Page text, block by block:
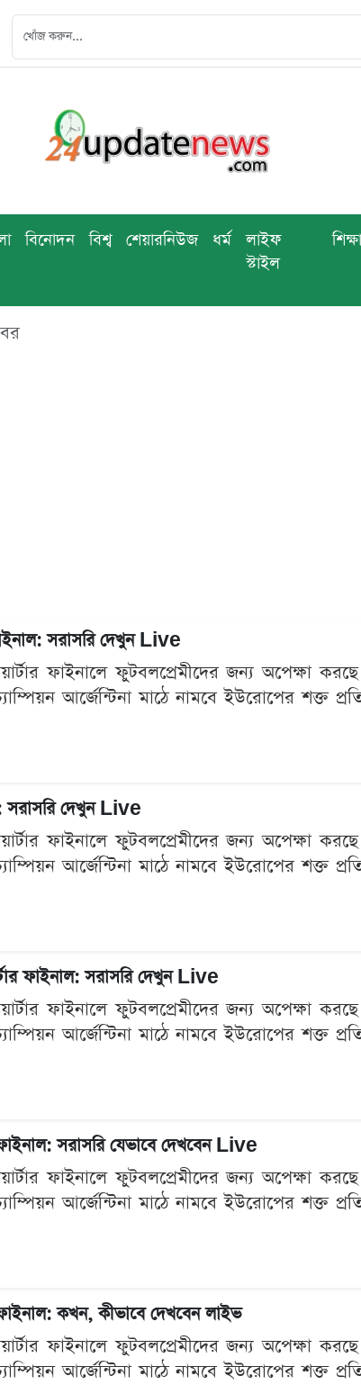
বিনোদন বিশ্ব শেয়ারনিউজ ধর্ম
লাইফ
স্টাইল
সরাসরি দেখুন Live
ফাইনালে ফুটবলপ্রেমীদের জন্য অপেক্ষা
আর্জেন্টিনা মাঠে নামবে ইউরোপের শক্ত
সরাসরি দেখুন Live
ফাইনালে ফুটবলপ্রেমীদের জন্য অপেক্ষা
আর্জেন্টিনা মাঠে নামবে ইউরোপের শক্ত
ফাইনাল: সরাসরি দেখুন Live
ফাইনালে ফুটবলপ্রেমীদের জন্য অপেক্ষা
আর্জেন্টিনা মাঠে নামবে ইউরোপের শক্ত
সরাসরি যেভাবে দেখবেন Live
ফাইনালে ফুটবলপ্রেমীদের জন্য অপেক্ষা
আর্জেন্টিনা মাঠে নামবে ইউরোপের শক্ত
কখন, কীভাবে দেখবেন লাইভ
ফাইনালে ফুটবলপ্রেমীদের জন্য অপেক্ষা
আর্জেন্টিনা মাঠে নামবে ইউরোপের শক্ত